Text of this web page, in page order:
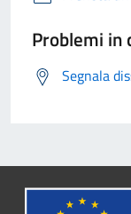
Problemi in
Segnala